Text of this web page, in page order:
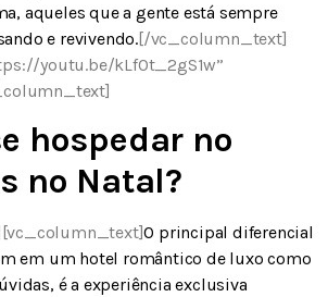
aqueles que a gente está sempre
e revivendo.[/vc_column_text]
youtu.be/kLf0t_2gS1w”
hospedar no
no Natal?
O principal diferencial
em um hotel romântico de luxo como
é a experiência exclusiva